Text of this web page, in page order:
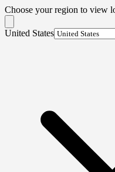
Choose your region to view
United States